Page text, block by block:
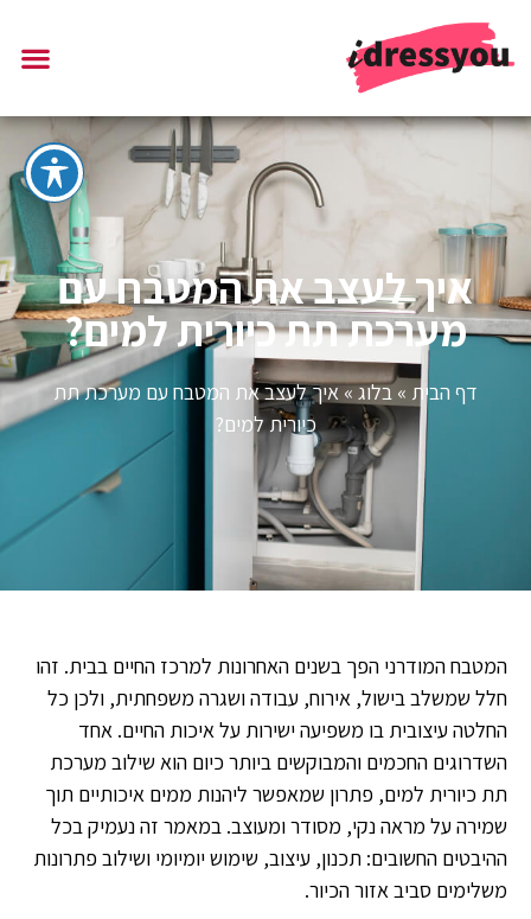
איך לעצב את המטבח עם
מערכת תת כיורית למים?
דף הבית »בלוג»איך לעצב את המטבח עם מערכת תת
כיורית למים?
המטבח המודרני הפך בשנים האחרונות למרכז החיים בבית. זהו
חלל שמשלב בישול, אירוח, עבודה ושגרה משפחתית, ולכן כל
החלטה עיצובית בו משפיעה ישירות על איכות החיים. אחד
השדרוגים החכמים והמבוקשים ביותר כיום הוא שילוב מערכת
תת כיורית למים, פתרון שמאפשר ליהנות ממים איכותיים תוך
שמירה על מראה נקי, מסודר ומעוצב. במאמר זה נעמיק בכל
ההיבטים החשובים: תכנון, עיצוב, שימוש יומיומי ושילוב פתרונות
משלימים סביב אזור הכיור.